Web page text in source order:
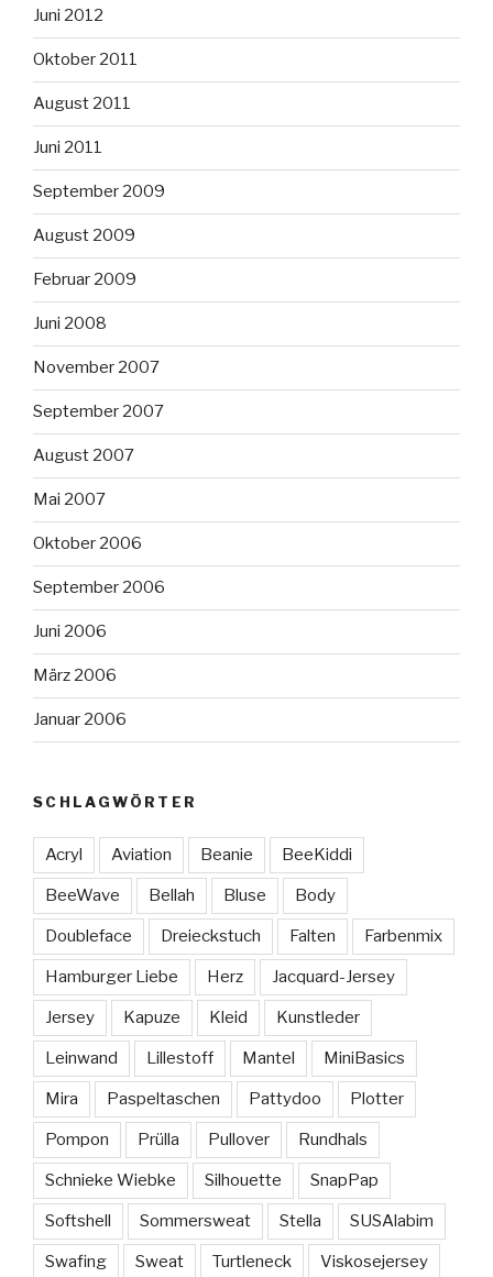
Juni 2012
Oktober 2011
August 2011
Juni 2011
September 2009
August 2009
Februar 2009
Juni 2008
November 2007
September 2007
August 2007
Mai 2007
Oktober 2006
September 2006
Juni 2006
März 2006
Januar 2006
SCHLAGWÖRTER
Acryl Aviation Beanie BeeKiddi
BeeWave Bellah Bluse Body
Doubleface Dreieckstuch Falten Farbenmix
Hamburger Liebe Herz Jacquard-Jersey
Jersey Kapuze Kleid Kunstleder
Leinwand Lillestoff Mantel MiniBasics
Mira Paspeltaschen Pattydoo Plotter
Pompon Prülla Pullover Rundhals
Schnieke Wiebke Silhouette SnapPap
Softshell Sommersweat Stella SUSAlabim
Swafing Sweat Turtleneck Viskosejersey